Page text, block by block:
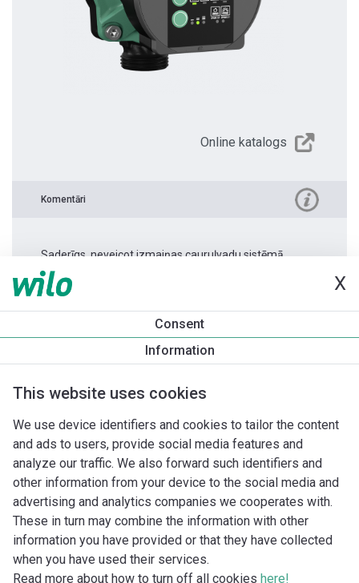
X
Consent
Information
This website uses cookies
We use device identifiers and cookies to tailor the content
and ads to users, provide social media features and
analyze our traffic. We also forward such identifiers and
other information from your device to the social media and
advertising and analytics companies we cooperates with.
These in turn may combine the information with other
information you have provided or that they have collected
when you have used their services.
Read more about how to turn off all cookies here!
Online katalogs
Komentāri
Saderīgs, neveicot izmaiņas cauruļvadu sistēmā.
Produkta informācija
Varios PICO-STG 25/1-8 -180